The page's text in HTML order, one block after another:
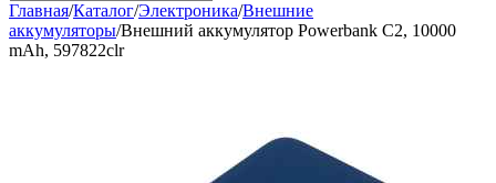
Главная/Каталог/Электроника/Внешние
аккумуляторы/Внешний аккумулятор Powerbank C2, 10000
mAh, 597822clr